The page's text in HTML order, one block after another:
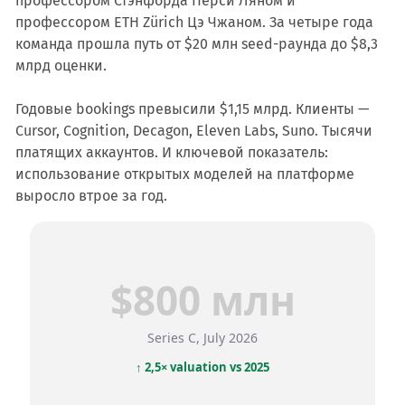
профессором ETH Zürich Цэ Чжаном. За четыре года
команда прошла путь от $20 млн seed-раунда до $8,3
млрд оценки.
Годовые bookings превысили $1,15 млрд. Клиенты —
Cursor, Cognition, Decagon, Eleven Labs, Suno. Тысячи
платящих аккаунтов. И ключевой показатель:
использование открытых моделей на платформе
выросло втрое за год.
$800 млн
Series C, July 2026
↑ 2,5× valuation vs 2025